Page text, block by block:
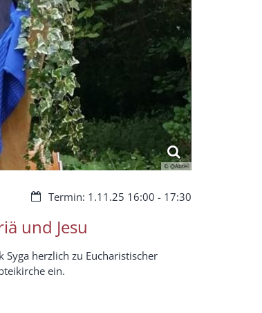
© @Abtei
Datum:Termin: 1.11.25 16:00 - 17:30
und Jesu
herzlich zu Eucharistischer
ein.